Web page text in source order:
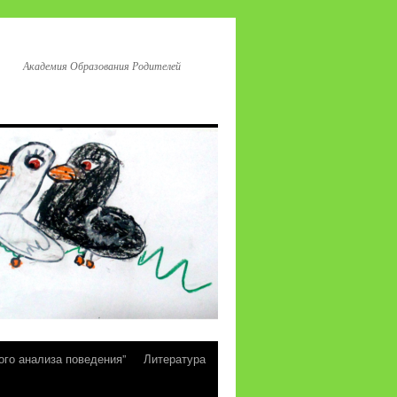
Академия Образования Родителей
анализа поведения” Литература